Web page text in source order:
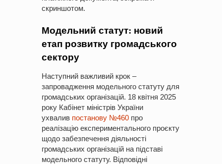
скриншотом.
Модельний статут: новий
етап розвитку громадського
сектору
Наступний важливий крок –
запровадження модельного статуту для
громадських організацій. 18 квітня 2025
року Кабінет міністрів України
ухвалив постанову №460 про
реалізацію експериментального проєкту
щодо забезпечення діяльності
громадських організацій на підставі
модельного статуту. Відповідні